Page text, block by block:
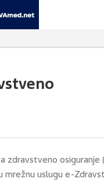
zdravstveno osiguranje
mrežnu uslugu e-